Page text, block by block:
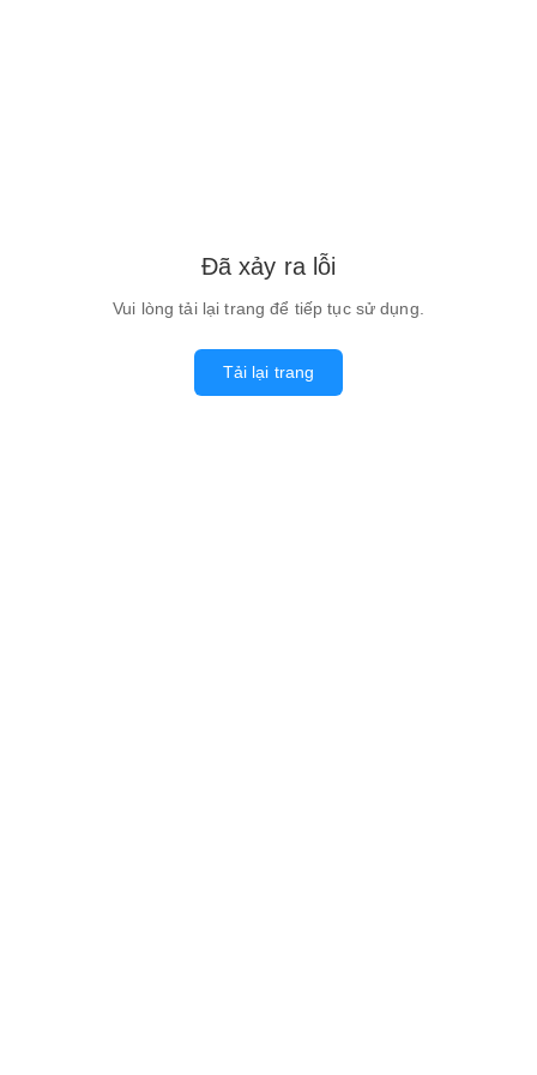
Đã xảy ra lỗi
Vui lòng tải lại trang để tiếp tục sử dụng.
Tải lại trang